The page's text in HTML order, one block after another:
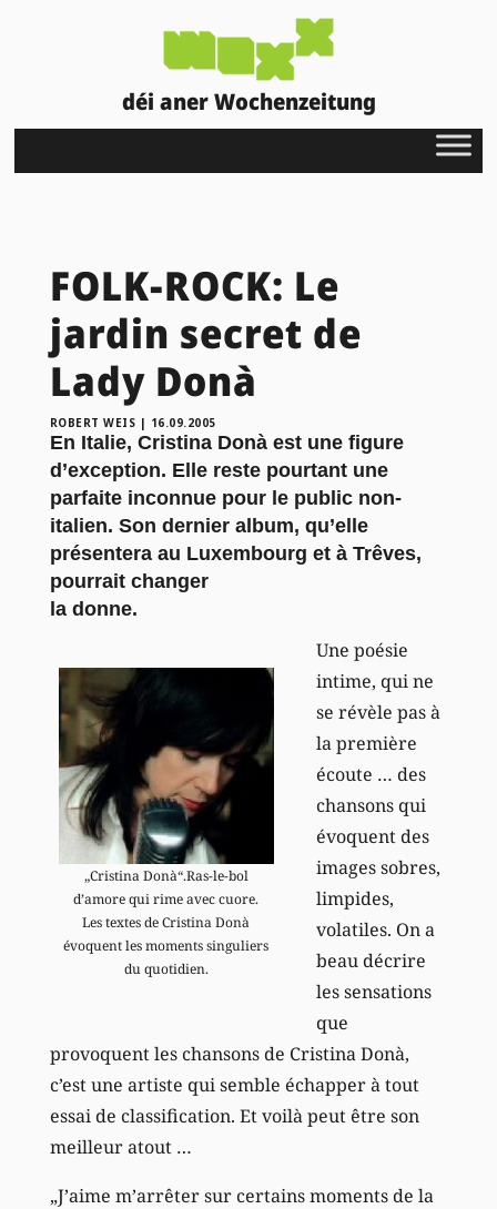
déi aner Wochenzeitung
FOLK-ROCK: Le
jardin secret de
Lady Donà
ROBERT WEIS | 16.09.2005
En Italie, Cristina Donà est une figure
d’exception. Elle reste pourtant une
parfaite inconnue pour le public non-
italien. Son dernier album, qu’elle
présentera au Luxembourg et à Trêves,
pourrait changer
la donne.
„Cristina Donà“.Ras-le-bol
d’amore qui rime avec cuore.
Les textes de Cristina Donà
évoquent les moments singuliers
du quotidien.
Une poésie
intime, qui ne
se révèle pas à
la première
écoute … des
chansons qui
évoquent des
images sobres,
limpides,
volatiles. On a
beau décrire
les sensations
que
provoquent les chansons de Cristina Donà,
c’est une artiste qui semble échapper à tout
essai de classification. Et voilà peut être son
meilleur atout …
„J’aime m’arrêter sur certains moments de la